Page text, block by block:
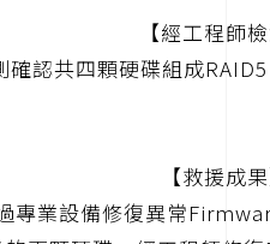
【經工程師檢
確認共四顆硬碟組成
【救援成果
專業設備修復異常